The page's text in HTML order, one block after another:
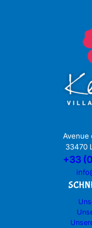
Avenue
33470
+33